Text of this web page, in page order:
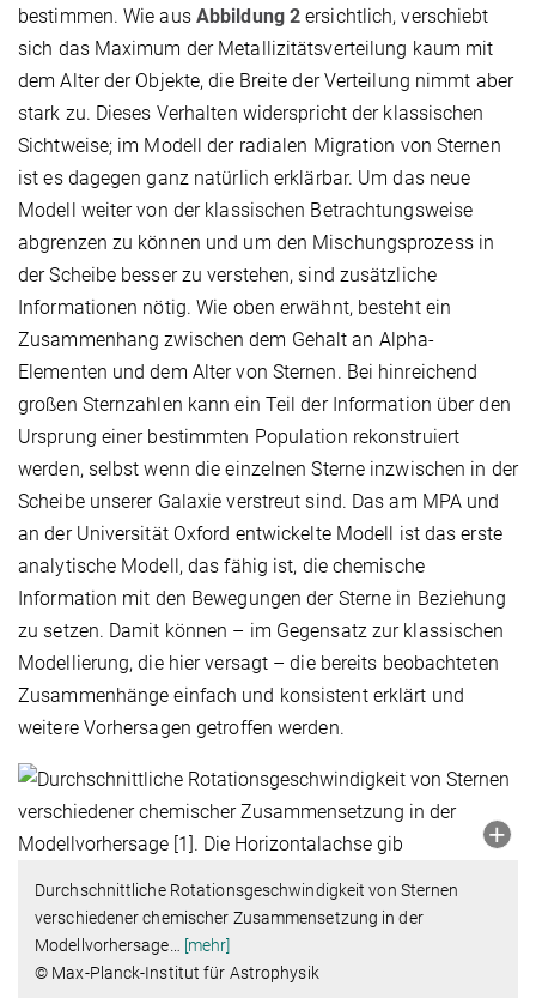
bestimmen. Wie aus Abbildung 2 ersichtlich, verschiebt
sich das Maximum der Metallizitätsverteilung kaum mit
dem Alter der Objekte, die Breite der Verteilung nimmt aber
stark zu. Dieses Verhalten widerspricht der klassischen
Sichtweise; im Modell der radialen Migration von Sternen
ist es dagegen ganz natürlich erklärbar. Um das neue
Modell weiter von der klassischen Betrachtungsweise
abgrenzen zu können und um den Mischungsprozess in
der Scheibe besser zu verstehen, sind zusätzliche
Informationen nötig. Wie oben erwähnt, besteht ein
Zusammenhang zwischen dem Gehalt an Alpha-
Elementen und dem Alter von Sternen. Bei hinreichend
großen Sternzahlen kann ein Teil der Information über den
Ursprung einer bestimmten Population rekonstruiert
werden, selbst wenn die einzelnen Sterne inzwischen in der
Scheibe unserer Galaxie verstreut sind. Das am MPA und
an der Universität Oxford entwickelte Modell ist das erste
analytische Modell, das fähig ist, die chemische
Information mit den Bewegungen der Sterne in Beziehung
zu setzen. Damit können – im Gegensatz zur klassischen
Modellierung, die hier versagt – die bereits beobachteten
Zusammenhänge einfach und konsistent erklärt und
weitere Vorhersagen getroffen werden.
Durchschnittliche Rotationsgeschwindigkeit von Sternen
verschiedener chemischer Zusammensetzung in der
Modellvorhersage… [mehr]
© Max-Planck-Institut für Astrophysik